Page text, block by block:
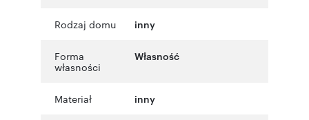
Rodzaj domu inny
Forma
własności
Własność
Materiał inny